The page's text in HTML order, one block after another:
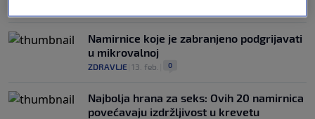
Namirnice koje je zabranjeno podgrijavati
u mikrovalnoj
ZDRAVLJE 13. feb. 0
Najbolja hrana za seks: Ovih 20 namirnica
povećavaju izdržljivost u krevetu